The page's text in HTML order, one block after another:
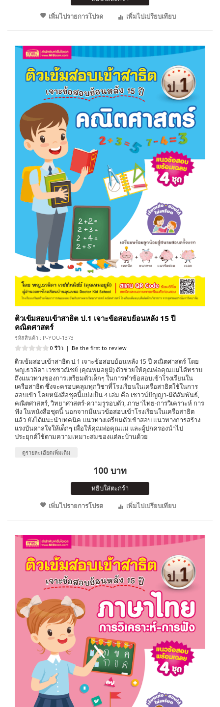
เพิ่มไปรายการโปรด
เพิ่มไปเปรียบเทียบ
ติวเข้มสอบเข้าสาธิต ป.1 เจาะข้อสอบย้อนหลัง 15 ปี
คณิตศาสตร์
รหัสสินค้า : P-YOU-1373
0 รีวิว | Be the first to review
ติวเข้มสอบเข้าสาธิต ป.1 เจาะข้อสอบย้อนหลัง 15 ปี คณิตศาสตร์ โดย
พญ.ธวลิดา เวชชวณิชย์ (คุณหมอยูมิ) ตัวช่วยให้คุณพ่อคุณแม่ได้ทราบ
ถึงแนวทางของการเตรียมตัวเด็กๆ ในการทำข้อสอบเข้าโรงเรียนใน
เครือสาธิต ซึ่งจะครอบคลุมทุกวิชาที่โรงเรียนในเครือสาธิตใช้ในการ
สอบเข้า โดยหนังสือชุดนี้แบ่งเป็น 4 เล่ม คือ เชาวน์ปัญญา-มิติสัมพันธ์,
คณิตศาสตร์, วิทยาศาสตร์-ความรูรอบตัว, ภาษาไทย-การวิเคราะห์ การ
ฟัง ในหนังสือชุดนี้ นอกจากมีแนวข้อสอบเข้าโรงเรียนในเครือสาธิต
แล้ว ยังได้แนะนำเทคนิค แนวทางเตรียมตัวเข้าสอบ แนวทางการสร้าง
แรงบันดาลใจให้เด็กๆ เพื่อให้คุณพ่อคุณแม่ และผู้ปกครองนำไป
ประยุกต์ใช้ตามความเหมาะสมของแต่ละบ้านด้วย
ดูรายละเอียดเพิ่มเติม
100 บาท
หยิบใส่ตะกร้า
เพิ่มไปรายการโปรด
เพิ่มไปเปรียบเทียบ